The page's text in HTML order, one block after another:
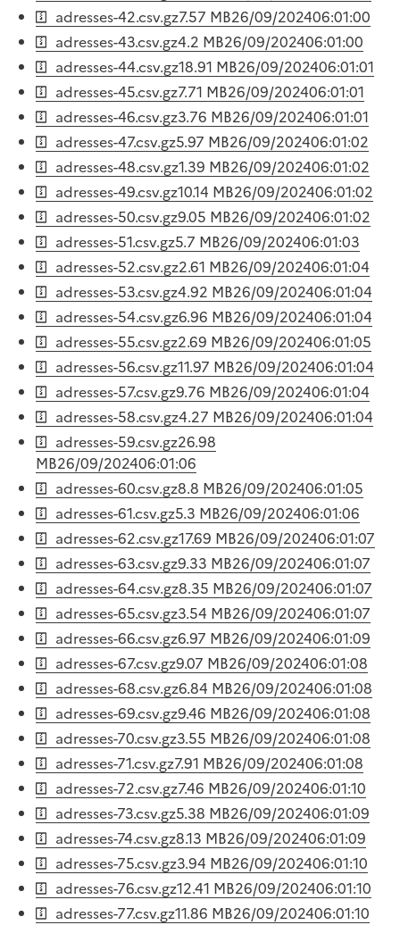
adresses-42.csv.gz7.57 MB26/09/202406:01:00
adresses-43.csv.gz4.2 MB26/09/202406:01:00
adresses-44.csv.gz18.91 MB26/09/202406:01:01
adresses-45.csv.gz7.71 MB26/09/202406:01:01
adresses-46.csv.gz3.76 MB26/09/202406:01:01
adresses-47.csv.gz5.97 MB26/09/202406:01:02
adresses-48.csv.gz1.39 MB26/09/202406:01:02
adresses-49.csv.gz10.14 MB26/09/202406:01:02
adresses-50.csv.gz9.05 MB26/09/202406:01:02
adresses-51.csv.gz5.7 MB26/09/202406:01:03
adresses-52.csv.gz2.61 MB26/09/202406:01:04
adresses-53.csv.gz4.92 MB26/09/202406:01:04
adresses-54.csv.gz6.96 MB26/09/202406:01:04
adresses-55.csv.gz2.69 MB26/09/202406:01:05
adresses-56.csv.gz11.97 MB26/09/202406:01:04
adresses-57.csv.gz9.76 MB26/09/202406:01:04
adresses-58.csv.gz4.27 MB26/09/202406:01:04
adresses-59.csv.gz26.98
MB26/09/202406:01:06
adresses-60.csv.gz8.8 MB26/09/202406:01:05
adresses-61.csv.gz5.3 MB26/09/202406:01:06
adresses-62.csv.gz17.69 MB26/09/202406:01:07
adresses-63.csv.gz9.33 MB26/09/202406:01:07
adresses-64.csv.gz8.35 MB26/09/202406:01:07
adresses-65.csv.gz3.54 MB26/09/202406:01:07
adresses-66.csv.gz6.97 MB26/09/202406:01:09
adresses-67.csv.gz9.07 MB26/09/202406:01:08
adresses-68.csv.gz6.84 MB26/09/202406:01:08
adresses-69.csv.gz9.46 MB26/09/202406:01:08
adresses-70.csv.gz3.55 MB26/09/202406:01:08
adresses-71.csv.gz7.91 MB26/09/202406:01:08
adresses-72.csv.gz7.46 MB26/09/202406:01:10
adresses-73.csv.gz5.38 MB26/09/202406:01:09
adresses-74.csv.gz8.13 MB26/09/202406:01:09
adresses-75.csv.gz3.94 MB26/09/202406:01:10
adresses-76.csv.gz12.41 MB26/09/202406:01:10
adresses-77.csv.gz11.86 MB26/09/202406:01:10